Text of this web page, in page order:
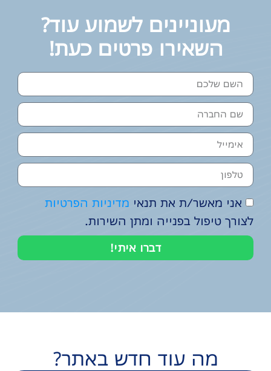
מעוניינים לשמוע עוד?
השאירו פרטים כעת!
אני מאשר/ת את תנאי מדיניות הפרטיות
לצורך טיפול בפנייה ומתן השירות.
דברו איתי!
מה עוד חדש באתר?